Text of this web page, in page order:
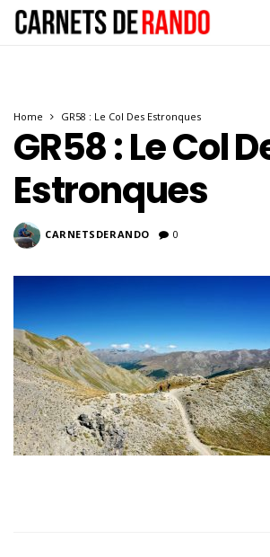
Home GR58 : Le Col Des Estronques
GR58 : Le Col
Estronques
CARNETSDERANDO 0